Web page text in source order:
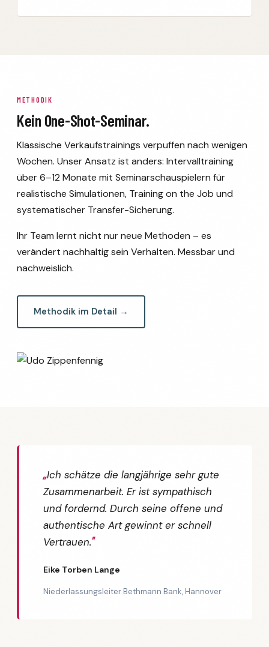
METHODIK
Kein One-Shot-Seminar.
Klassische Verkaufstrainings verpuffen nach wenigen
Wochen. Unser Ansatz ist anders: Intervalltraining
über 6–12 Monate mit Seminarschauspielern für
realistische Simulationen, Training on the Job und
systematischer Transfer-Sicherung.
Ihr Team lernt nicht nur neue Methoden – es
verändert nachhaltig sein Verhalten. Messbar und
nachweislich.
Methodik im Detail →
Ich schätze die langjährige sehr gute
Zusammenarbeit. Er ist sympathisch
und fordernd. Durch seine offene und
authentische Art gewinnt er schnell
Vertrauen.
Eike Torben Lange
Niederlassungsleiter Bethmann Bank, Hannover